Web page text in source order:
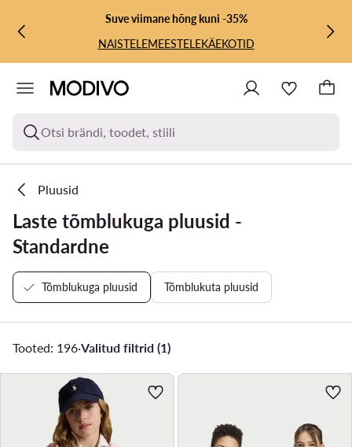
LIIGU PÕHISISU JUURDE
MINE OTSINGUSSESuve viimane hõng kuni -35%
NAISTELEMEESTELEKÄEKOTID
Otsi brändi, toodet, stiili
Pluusid
Laste tõmblukuga pluusid -
Standardne
Tõmblukuga pluusid Tõmblukuta pluusid
Tooted: 196·Valitud filtrid (1)